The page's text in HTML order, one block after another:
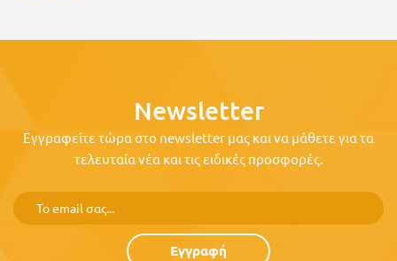
Newsletter
Εγγραφείτε τώρα στο newsletter μας και να μάθετε για τα
τελευταία νέα και τις ειδικές προσφορές.
Εγγραφή